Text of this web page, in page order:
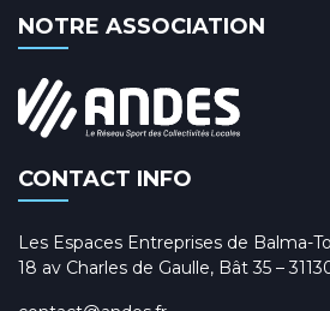
NOTRE ASSOCIATION
CONTACT INFO
Les Espaces Entreprises de Balma-
18 av Charles de Gaulle, Bât 35 –